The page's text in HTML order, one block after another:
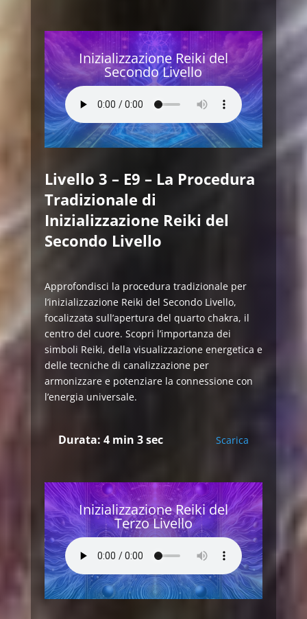
Inizializzazione Reiki del
Secondo Livello
Livello 3 – E9 – La Procedura
Tradizionale di
Inizializzazione Reiki del
Secondo Livello
Approfondisci la procedura tradizionale per
l’inizializzazione Reiki del Secondo Livello,
focalizzata sull’apertura del quarto chakra, il
centro del cuore. Scopri l’importanza dei
simboli Reiki, della visualizzazione energetica e
delle tecniche di canalizzazione per
armonizzare e potenziare la connessione con
l’energia universale.
Durata: 4 min 3 sec Scarica
Inizializzazione Reiki del
Terzo Livello